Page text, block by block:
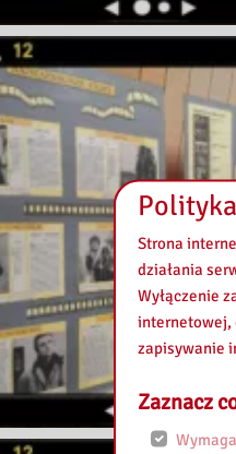
Strona
działania
Wyłączenie
internetowej,
zapisywanie
Zaznacz